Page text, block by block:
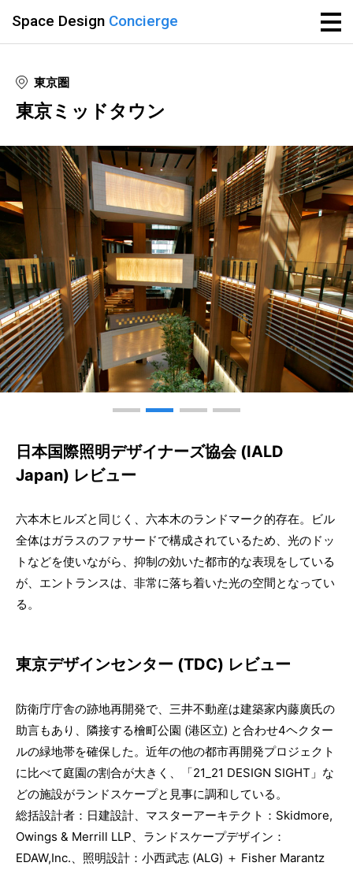
Space Design Concierge
東京圏
東京ミッドタウン
日本国際照明デザイナーズ協会 (IALD
Japan) レビュー
六本木ヒルズと同じく、六本木のランドマーク的存在。ビル
全体はガラスのファサードで構成されているため、光のドッ
トなどを使いながら、抑制の効いた都市的な表現をしている
が、エントランスは、非常に落ち着いた光の空間となってい
る。
東京デザインセンター (TDC) レビュー
防衛庁庁舎の跡地再開発で、三井不動産は建築家内藤廣氏の
助言もあり、隣接する檜町公園 (港区立) と合わせ4ヘクター
ルの緑地帯を確保した。近年の他の都市再開発プロジェクト
に比べて庭園の割合が大きく、「21_21 DESIGN SIGHT」な
どの施設がランドスケープと見事に調和している。
総括設計者：日建設計、マスターアーキテクト：Skidmore,
Owings & Merrill LLP、ランドスケープデザイン：
EDAW,Inc.、照明設計：小西武志 (ALG) ＋ Fisher Marantz